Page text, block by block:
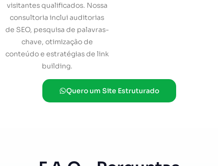
visitantes qualificados. Nossa
consultoria inclui auditorias
de SEO, pesquisa de palavras-
chave, otimização de
conteúdo e estratégias de link
building.
Quero um Site Estruturado